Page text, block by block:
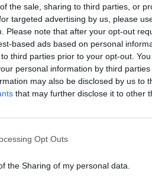
the sale, sharing to third parties, or
targeted advertising by us, please
Please note that after your opt-out
based ads based on personal
third parties prior to your opt-out.
personal information by third parties
may also be disclosed by us to
that may further disclose it to other
Opt Outs
the Sharing of my personal data.
duels te zien
cruciaal
geschiedenis
de basis bij FC Barcelona
Ouazane met Lionel Messi